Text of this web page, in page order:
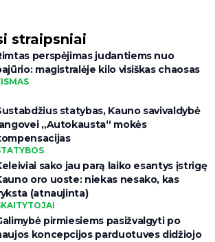
straipsniai
perspėjimas judantiems nuo
magistralėje kilo visiškas chaosas
statybas, Kauno savivaldybė
„Autokausta“ mokės
sako jau parą laiko esantys įstrigę
oro uoste: niekas nesako, kas
(atnaujinta)
pirmiesiems pasižvalgyti po
koncepcijos parduotuves didžiojo